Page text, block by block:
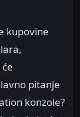
kupovine
pitanje
konzole?